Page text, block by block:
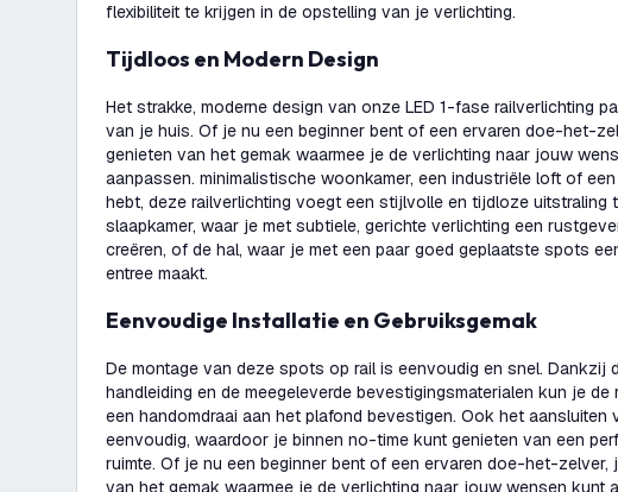
flexibiliteit te krijgen in de opstelling van je verlichting.
Tijdloos en Modern Design
Het strakke, moderne design van onze LED 1-fase railverlichting
van je huis. Of je nu een beginner bent of een ervaren doe-het-
genieten van het gemak waarmee je de verlichting naar jouw
aanpassen. minimalistische woonkamer, een industriële loft of
hebt, deze railverlichting voegt een stijlvolle en tijdloze uitstraling
slaapkamer, waar je met subtiele, gerichte verlichting een
creëren, of de hal, waar je met een paar goed geplaatste spots
entree maakt.
Eenvoudige Installatie en Gebruiksgemak
De montage van deze spots op rail is eenvoudig en snel. Dankzij
handleiding en de meegeleverde bevestigingsmaterialen kun je de
een handomdraai aan het plafond bevestigen. Ook het aansluiten
eenvoudig, waardoor je binnen no-time kunt genieten van een
ruimte. Of je nu een beginner bent of een ervaren doe-het-zelver,
van het gemak waarmee je de verlichting naar jouw wensen kunt